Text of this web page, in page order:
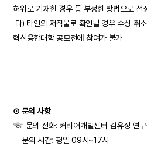
허위로 기재한 경우 등 부정한 방법으로 선
다) 타인의 저작물로 확인될 경우 수상 취
혁신융합대학 공모전에 참여가 불가
⊙ 문의 사항
☏ 문의 전화: 커리어개발센터 김유정
문의 시간: 평일 09시~17시